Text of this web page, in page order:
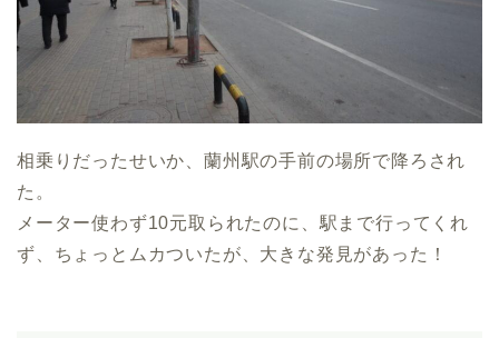
相乗りだったせいか、蘭州駅の手前の場所で降ろされ
た。
メーター使わず10元取られたのに、駅まで行ってくれ
ず、ちょっとムカついたが、大きな発見があった！